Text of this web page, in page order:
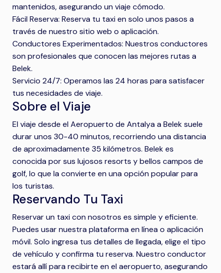
mantenidos, asegurando un viaje cómodo.
Fácil Reserva: Reserva tu taxi en solo unos pasos a
través de nuestro sitio web o aplicación.
Conductores Experimentados: Nuestros conductores
son profesionales que conocen las mejores rutas a
Belek.
Servicio 24/7: Operamos las 24 horas para satisfacer
tus necesidades de viaje.
Sobre el Viaje
El viaje desde el Aeropuerto de Antalya a Belek suele
durar unos 30-40 minutos, recorriendo una distancia
de aproximadamente 35 kilómetros. Belek es
conocida por sus lujosos resorts y bellos campos de
golf, lo que la convierte en una opción popular para
los turistas.
Reservando Tu Taxi
Reservar un taxi con nosotros es simple y eficiente.
Puedes usar nuestra plataforma en línea o aplicación
móvil. Solo ingresa tus detalles de llegada, elige el tipo
de vehículo y confirma tu reserva. Nuestro conductor
estará allí para recibirte en el aeropuerto, asegurando